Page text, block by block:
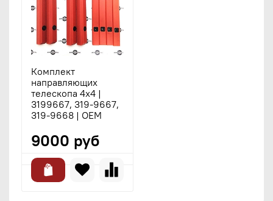
Комплект
направляющих
телескопа 4x4 |
3199667, 319-9667,
319-9668 | OEM
9000 руб